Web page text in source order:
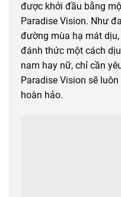
được khởi đầu bằng
Paradise Vision. Như
đường mùa hạ mát
đánh thức một cách
nam hay nữ, chỉ cần
Paradise Vision sẽ
hoàn hảo.